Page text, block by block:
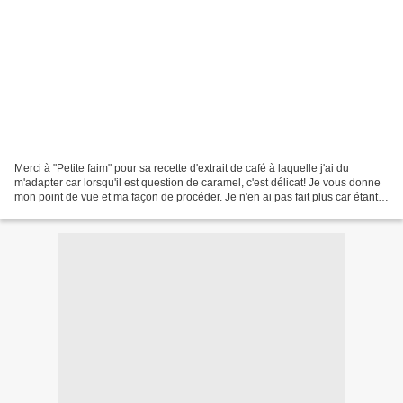
Merci à "Petite faim" pour sa recette d'extrait de café à laquelle j'ai du
m'adapter car lorsqu'il est question de caramel, c'est délicat! Je vous donne
mon point de vue et ma façon de procéder. Je n'en ai pas fait plus car étant